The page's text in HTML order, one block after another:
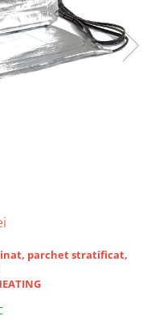
parchet stratificat,